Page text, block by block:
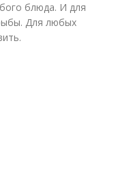
блюда. И для
Для любых